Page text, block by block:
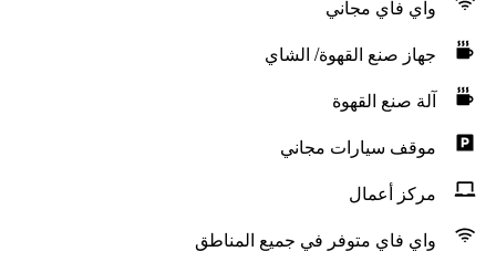
واي فاي مجاني
جهاز صنع القهوة/ الشاي
آلة صنع القهوة
موقف سيارات مجاني
مركز أعمال
واي فاي متوفر في جميع المناطق